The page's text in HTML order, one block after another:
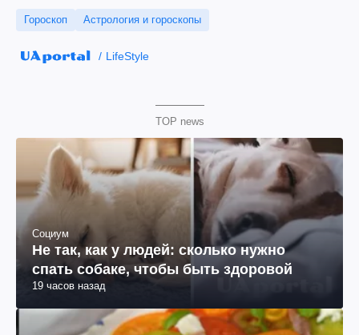
Гороскоп Астрология и гороскопы
LifeStyle
TOP news
Социум
Не так, как у людей: сколько нужно
спать собаке, чтобы быть здоровой
19 часов назад